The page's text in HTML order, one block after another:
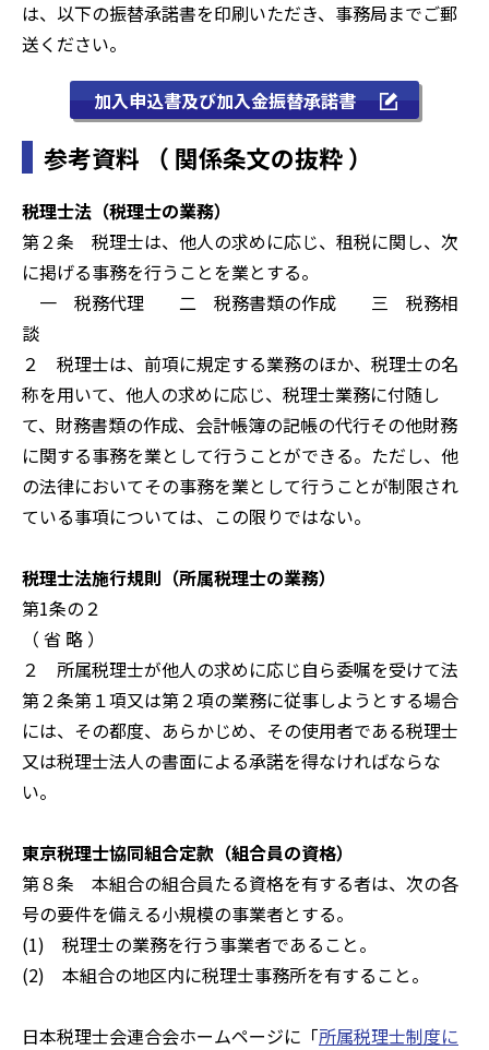
は、以下の振替承諾書を印刷いただき、事務局までご郵
送ください。
加入申込書及び加入金振替承諾書
参考資料 （ 関係条文の抜粋 ）
税理士法（税理士の業務）
第２条 税理士は、他人の求めに応じ、租税に関し、次
に掲げる事務を行うことを業とする。
一 税務代理 二 税務書類の作成 三 税務相
談
２ 税理士は、前項に規定する業務のほか、税理士の名
称を用いて、他人の求めに応じ、税理士業務に付随し
て、財務書類の作成、会計帳簿の記帳の代行その他財務
に関する事務を業として行うことができる。ただし、他
の法律においてその事務を業として行うことが制限され
ている事項については、この限りではない。
税理士法施行規則（所属税理士の業務）
第1条の２
（ 省 略 ）
２ 所属税理士が他人の求めに応じ自ら委嘱を受けて法
第２条第１項又は第２項の業務に従事しようとする場合
には、その都度、あらかじめ、その使用者である税理士
又は税理士法人の書面による承諾を得なければならな
い。
東京税理士協同組合定款（組合員の資格）
第８条 本組合の組合員たる資格を有する者は、次の各
号の要件を備える小規模の事業者とする。
(1) 税理士の業務を行う事業者であること。
(2) 本組合の地区内に税理士事務所を有すること。
日本税理士会連合会ホームページに「所属税理士制度に